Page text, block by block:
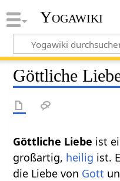
Yogawiki
Göttliche
Göttliche Liebe ist
großartig, heilig ist.
die Liebe von Gott